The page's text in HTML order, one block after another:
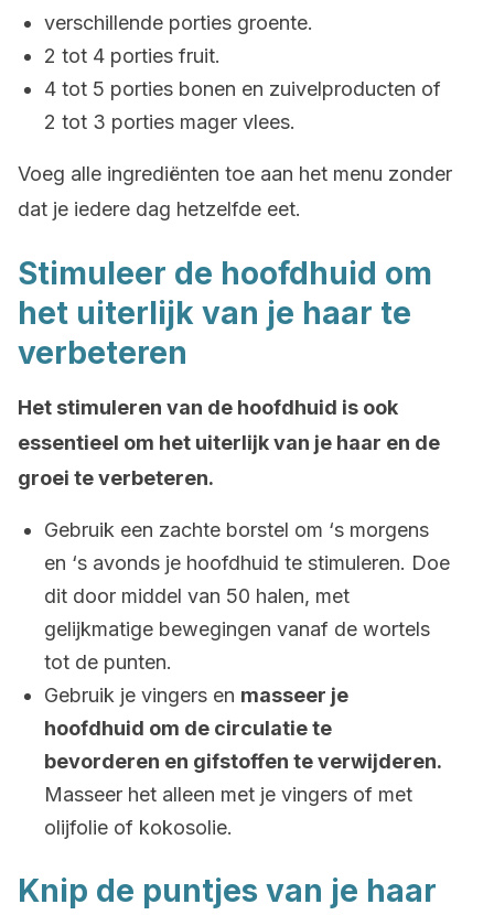
verschillende porties groente.
2 tot 4 porties fruit.
4 tot 5 porties bonen en zuivelproducten of
2 tot 3 porties mager vlees.
Voeg alle ingrediënten toe aan het menu zonder
dat je iedere dag hetzelfde eet.
Stimuleer de hoofdhuid om
het uiterlijk van je haar te
verbeteren
Het stimuleren van de hoofdhuid is ook
essentieel om het uiterlijk van je haar en de
groei te verbeteren.
Gebruik een zachte borstel om ‘s morgens
en ‘s avonds je hoofdhuid te stimuleren. Doe
dit door middel van 50 halen, met
gelijkmatige bewegingen vanaf de wortels
tot de punten.
Gebruik je vingers en masseer je
hoofdhuid om de circulatie te
bevorderen en gifstoffen te verwijderen.
Masseer het alleen met je vingers of met
olijfolie of kokosolie.
Knip de puntjes van je haar